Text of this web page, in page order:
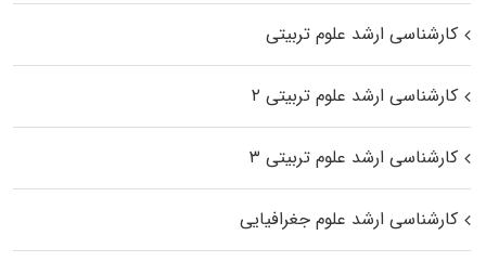
کارشناسی ارشد علوم تربیتی
کارشناسی ارشد علوم تربیتی ۲
کارشناسی ارشد علوم تربیتی ۳
کارشناسی ارشد علوم جغرافیایی